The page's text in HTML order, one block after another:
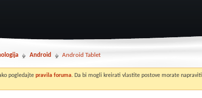
Android Android Tablet
pogledajte pravila foruma. Da bi mogli kreirati vlastite postove morate napraviti